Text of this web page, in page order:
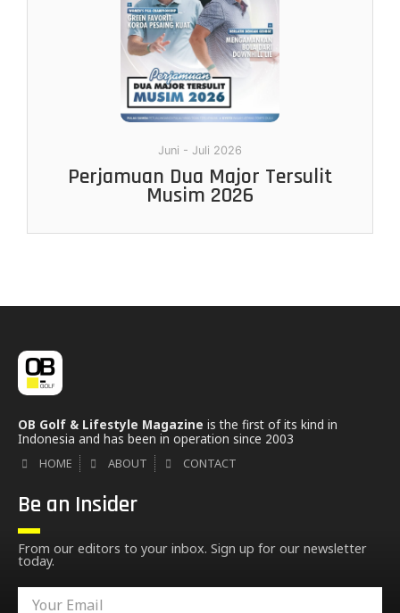
Juni - Juli 2026
Perjamuan Dua Major Tersulit
Musim 2026
OB Golf & Lifestyle Magazine is the first of its kind in
Indonesia and has been in operation since 2003
HOME ABOUT CONTACT
Be an Insider
From our editors to your inbox. Sign up for our newsletter
today.